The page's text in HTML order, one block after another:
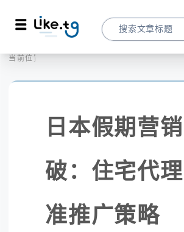
当前位置：
日本假期营
破：住宅代
准推广策略